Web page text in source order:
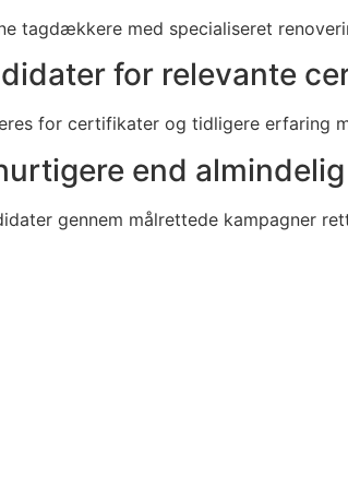
tagdækkere med specialiseret
for relevante
for certifikater og tidligere erfaring
end
gennem målrettede kampagner